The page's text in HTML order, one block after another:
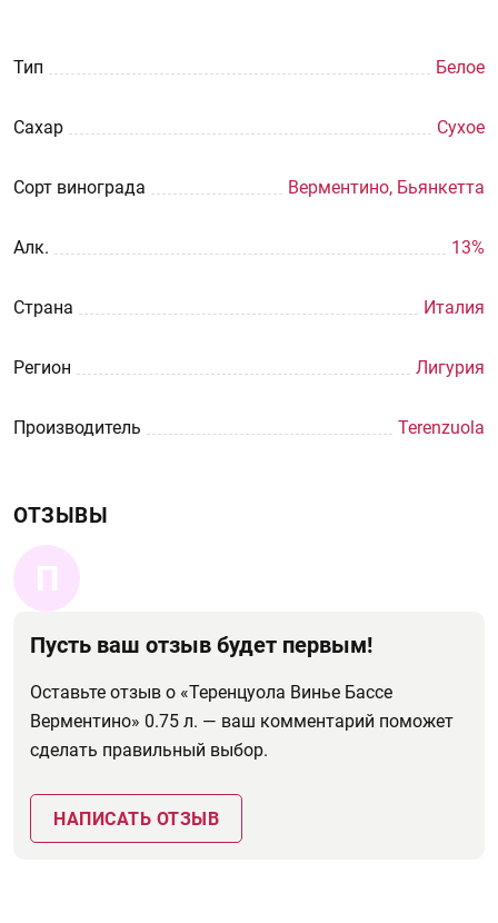
Тип Белое
Сахар Сухое
Сорт винограда Верментино, Бьянкетта
Aлк. 13%
Страна Италия
Регион Лигурия
Производитель Terenzuola
ОТЗЫВЫ
П
Пусть ваш отзыв будет первым!
Оставьте отзыв о «Теренцуола Винье Бассе
Верментино» 0.75 л. — ваш комментарий поможет
сделать правильный выбор.
НАПИСАТЬ ОТЗЫВ